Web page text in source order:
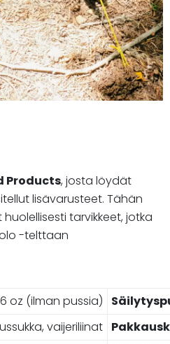
Products, josta löydät
lisävarusteet. Tähän
tarvikkeet, jotka
-telttaan
oz (ilman pussia)
vaijeriliinat